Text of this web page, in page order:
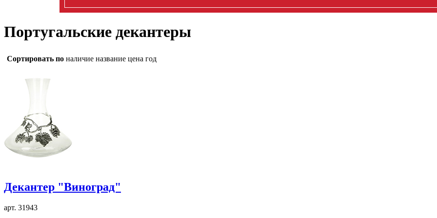
Португальские декантеры
Сортировать по наличие название цена год
Декантер "Виноград"
арт. 31943